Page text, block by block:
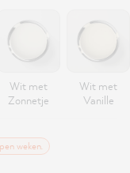
Wit met
Zonnetje
Wit met
Vanille
weken.